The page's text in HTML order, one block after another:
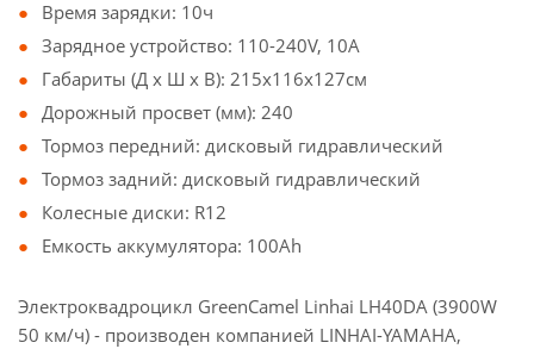
Время зарядки: 10ч
Зарядное устройство: 110-240V, 10A
Габариты (Д x Ш x В): 215x116x127см
Дорожный просвет (мм): 240
Тормоз передний: дисковый гидравлический
Тормоз задний: дисковый гидравлический
Колесные диски: R12
Емкость аккумулятора: 100Ah
Электроквадроцикл GreenCamel Linhai LH40DA (3900W
50 км/ч) - производен компанией LINHAI-YAMAHA,